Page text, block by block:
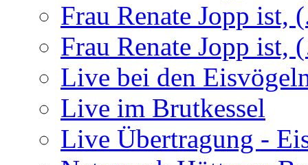
Frau Renate Jopp ist,
Frau Renate Jopp
Live bei den
Live im Brutkessel
Live Übertragung -